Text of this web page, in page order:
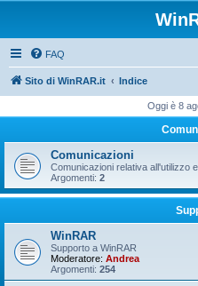
FAQ
Sito di WinRAR.it Indice
Oggi è 8
Comunicazioni
Comunicazioni relativa all'utilizzo
Argomenti: 2
WinRAR
Supporto a WinRAR
Moderatore: Andrea
Argomenti: 254